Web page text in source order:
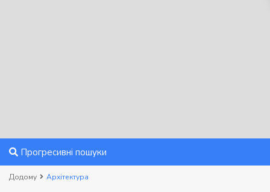
Прогресивні пошуки
Додому Архітектура